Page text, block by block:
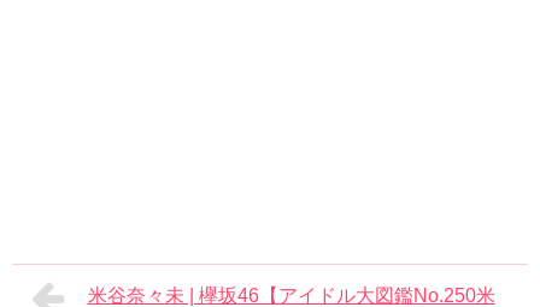
米谷奈々未 | 欅坂46【アイドル大図鑑No.250米